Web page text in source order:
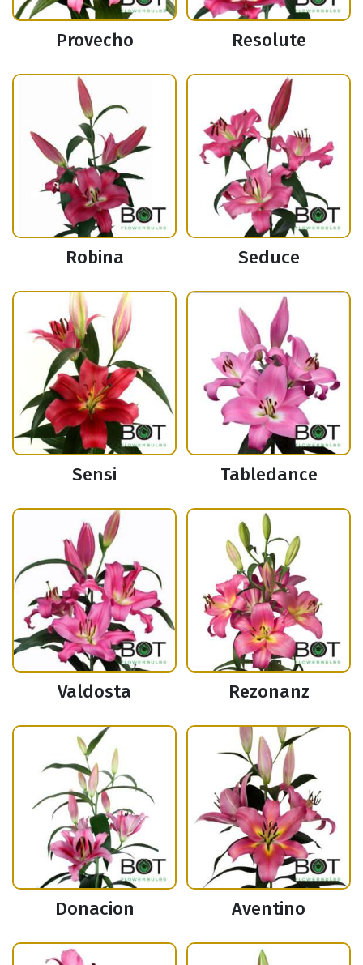
Provecho Resolute
Robina Seduce
Sensi Tabledance
Valdosta Rezonanz
Donacion Aventino